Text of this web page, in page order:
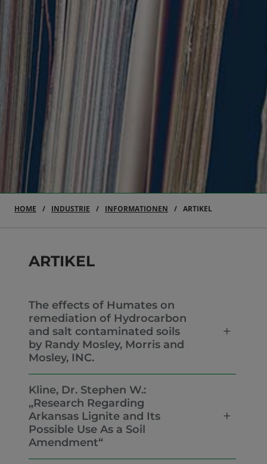
HOME INDUSTRIE INFORMATIONEN ARTIKEL
ARTIKEL
The effects of Humates on
remediation of Hydrocarbon
and salt contaminated soils
by Randy Mosley, Morris and
Mosley, INC.
Kline, Dr. Stephen W.:
„Research Regarding
Arkansas Lignite and Its
Possible Use As a Soil
Amendment“